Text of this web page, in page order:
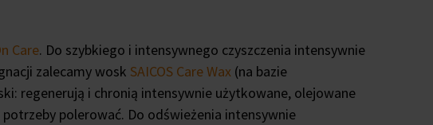
Care. Do szybkiego i intensywnego czyszczenia intensywnie
zalecamy wosk SAICOS Care Wax (na bazie
regenerują i chronią intensywnie użytkowane, olejowane
polerować. Do odświeżenia intensywnie